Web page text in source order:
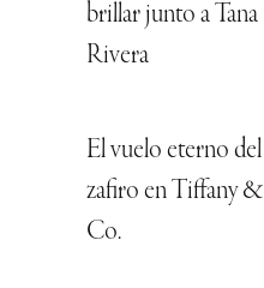
brillar junto a Tana
Rivera
El vuelo eterno del
zafiro en Tiffany &
Co.